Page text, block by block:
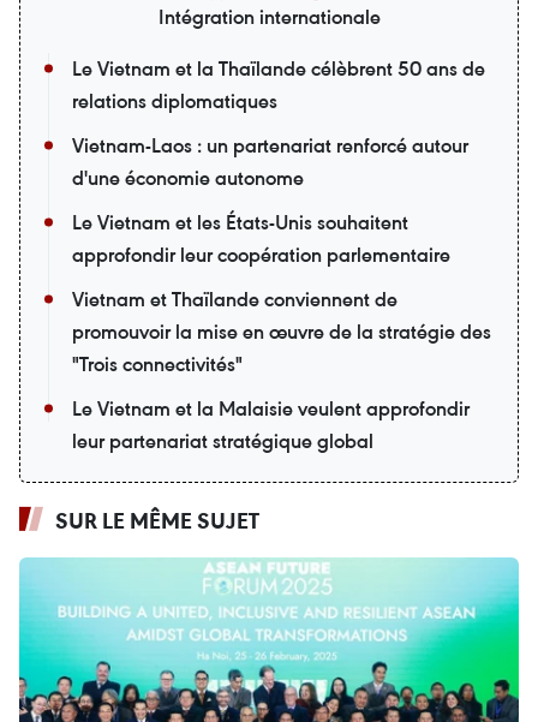
Intégration internationale
Le Vietnam et la Thaïlande célèbrent 50 ans de
relations diplomatiques
Vietnam-Laos : un partenariat renforcé autour
d'une économie autonome
Le Vietnam et les États-Unis souhaitent
approfondir leur coopération parlementaire
Vietnam et Thaïlande conviennent de
promouvoir la mise en œuvre de la stratégie des
"Trois connectivités"
Le Vietnam et la Malaisie veulent approfondir
leur partenariat stratégique global
SUR LE MÊME SUJET